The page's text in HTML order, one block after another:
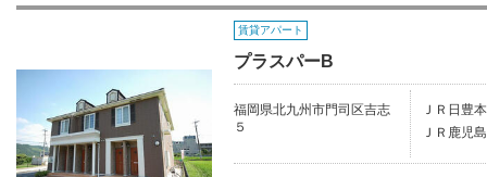
賃貸アパート
プラスパーB
福岡県北九州市門司区吉志
５
ＪＲ日豊
ＪＲ鹿児